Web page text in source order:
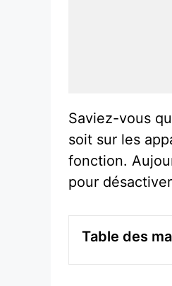
Saviez-vous
soit sur les
fonction.
pour
Table des